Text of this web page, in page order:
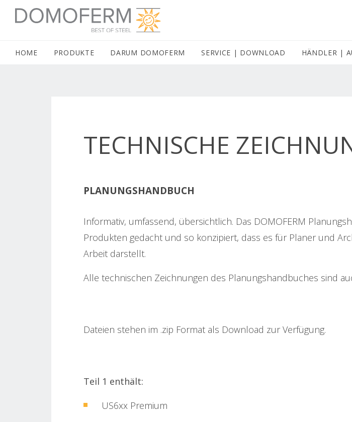
DOMOFERM NAVIGATION
HOME (CURRENT)
PRODUKTE DARUM DOMOFERM SERVICE | DOWNLOAD HÄNDLER |
TECHNISCHE
PLANUNGSHANDBUCH
Informativ, umfassend, übersichtlich. Das DOMOFERM
Produkten gedacht und so konzipiert, dass es für Planer und
Arbeit darstellt.
Alle technischen Zeichnungen des Planungshandbuches sind
Dateien stehen im .zip Format als Download zur Verfügung.
Teil 1 enthält:
US6xx Premium